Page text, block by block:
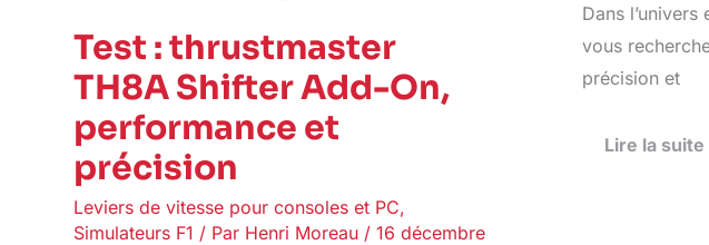
Test : thrustmaster
TH8A Shifter Add-On,
performance et
précision
Leviers de vitesse pour consoles et PC,
Simulateurs F1 / Par Henri Moreau / 16 décembre
Dans
vous
précision et
Lire la suite